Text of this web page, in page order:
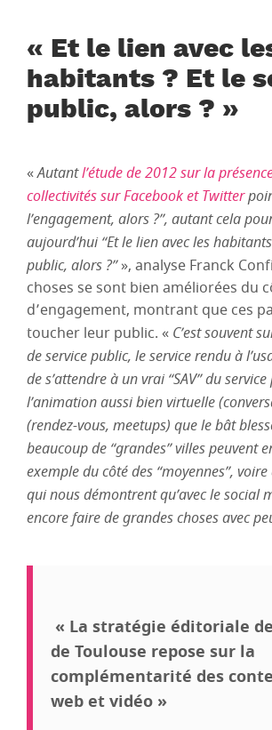
« Et le lien avec
habitants ? Et le
public, alors ? »
«Autantl’étude de 2012 sur la
collectivités sur Facebook et Twitter
l’engagement, alors ?”, autant cela
aujourd’hui “Et le lien avec les
public, alors ?”», analyse Franck
choses se sont bien améliorées du
d’engagement, montrant que ces
toucher leur public. « C’est souvent
de service public, le service rendu à
de s’attendre à un vrai “SAV” du
l’animation aussi bien virtuelle
(rendez-vous, meetups) que le bât
beaucoup de “grandes” villes peuvent
exemple du côté des “moyennes”, voire
qui nous démontrent qu’avec le social
encore faire de grandes choses avec
« La stratégie éditoriale
de Toulouse repose sur la
complémentarité des
web et vidéo »